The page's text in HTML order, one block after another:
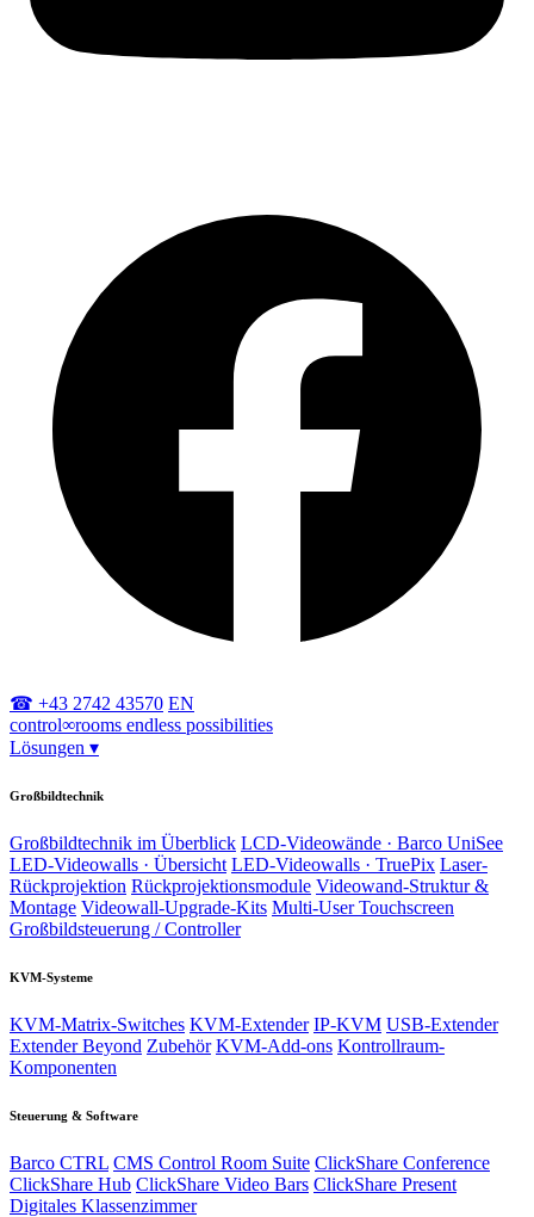
☎ +43 2742 43570 EN
control∞rooms endless possibilities
Lösungen ▾
Großbildtechnik
Großbildtechnik im Überblick LCD-Videowände · Barco UniSee
LED-Videowalls · Übersicht LED-Videowalls · TruePix Laser-
Rückprojektion Rückprojektionsmodule Videowand-Struktur &
Montage Videowall-Upgrade-Kits Multi-User Touchscreen
Großbildsteuerung / Controller
KVM-Systeme
KVM-Matrix-Switches KVM-Extender IP-KVM USB-Extender
Extender Beyond Zubehör KVM-Add-ons Kontrollraum-
Komponenten
Steuerung & Software
Barco CTRL CMS Control Room Suite ClickShare Conference
ClickShare Hub ClickShare Video Bars ClickShare Present
Digitales Klassenzimmer